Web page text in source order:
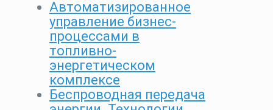
Автоматизированное
управление бизнес-
процессами в
топливно-
энергетическом
комплексе
Беспроводная передача